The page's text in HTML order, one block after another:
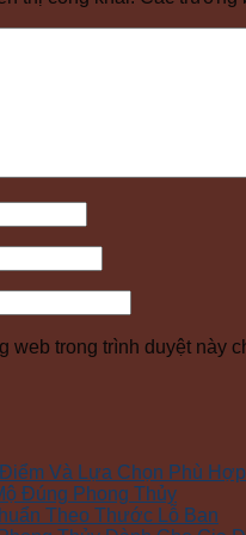
web trong trình duyệt này
Và Lựa Chọn Phù Hợp
Đúng Phong Thủy
Theo Thước Lỗ Ban